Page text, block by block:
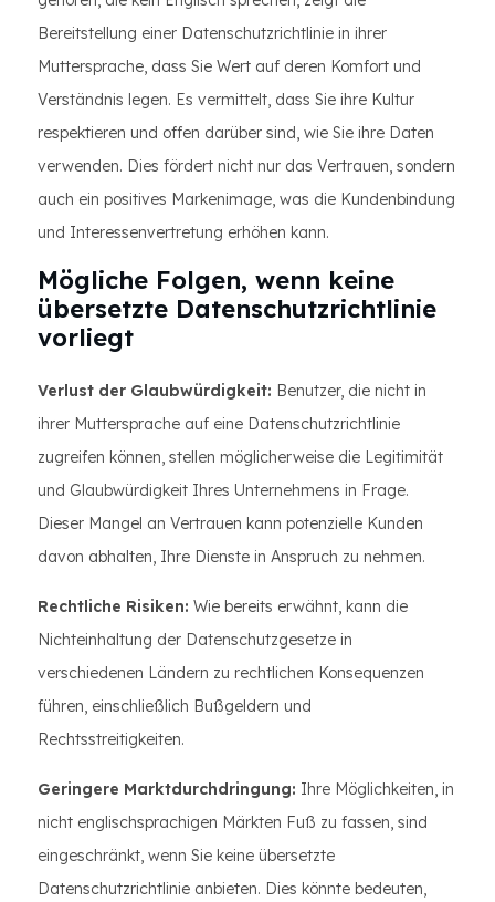
Bereitstellung einer Datenschutzrichtlinie in ihrer
Muttersprache, dass Sie Wert auf deren Komfort und
Verständnis legen. Es vermittelt, dass Sie ihre Kultur
respektieren und offen darüber sind, wie Sie ihre Daten
verwenden. Dies fördert nicht nur das Vertrauen, sondern
auch ein positives Markenimage, was die Kundenbindung
und Interessenvertretung erhöhen kann.
Mögliche Folgen, wenn keine
übersetzte Datenschutzrichtlinie
vorliegt
Verlust der Glaubwürdigkeit: Benutzer, die nicht in
ihrer Muttersprache auf eine Datenschutzrichtlinie
zugreifen können, stellen möglicherweise die Legitimität
und Glaubwürdigkeit Ihres Unternehmens in Frage.
Dieser Mangel an Vertrauen kann potenzielle Kunden
davon abhalten, Ihre Dienste in Anspruch zu nehmen.
Rechtliche Risiken: Wie bereits erwähnt, kann die
Nichteinhaltung der Datenschutzgesetze in
verschiedenen Ländern zu rechtlichen Konsequenzen
führen, einschließlich Bußgeldern und
Rechtsstreitigkeiten.
Geringere Marktdurchdringung: Ihre Möglichkeiten, in
nicht englischsprachigen Märkten Fuß zu fassen, sind
eingeschränkt, wenn Sie keine übersetzte
Datenschutzrichtlinie anbieten. Dies könnte bedeuten,